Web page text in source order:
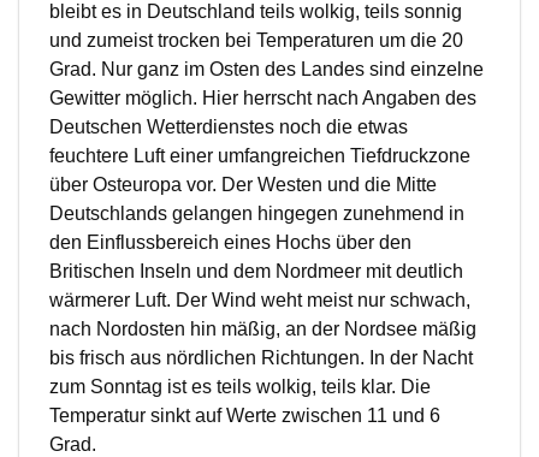
bleibt es in Deutschland teils wolkig, teils sonnig
und zumeist trocken bei Temperaturen um die 20
Grad. Nur ganz im Osten des Landes sind einzelne
Gewitter möglich. Hier herrscht nach Angaben des
Deutschen Wetterdienstes noch die etwas
feuchtere Luft einer umfangreichen Tiefdruckzone
über Osteuropa vor. Der Westen und die Mitte
Deutschlands gelangen hingegen zunehmend in
den Einflussbereich eines Hochs über den
Britischen Inseln und dem Nordmeer mit deutlich
wärmerer Luft. Der Wind weht meist nur schwach,
nach Nordosten hin mäßig, an der Nordsee mäßig
bis frisch aus nördlichen Richtungen. In der Nacht
zum Sonntag ist es teils wolkig, teils klar. Die
Temperatur sinkt auf Werte zwischen 11 und 6
Grad.